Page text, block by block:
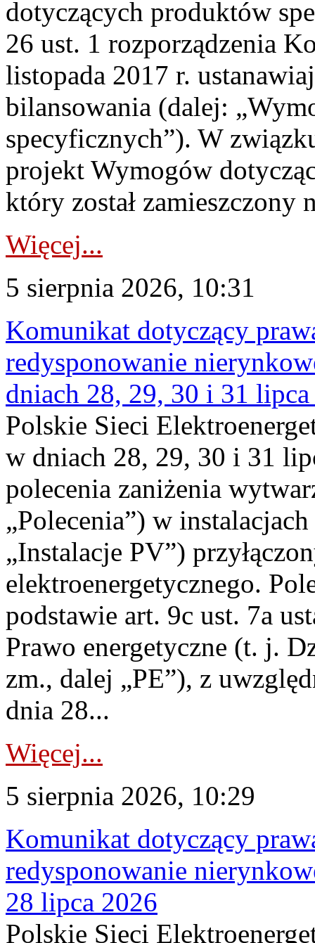
dotyczących produktów
26 ust. 1 rozporządzenia
listopada 2017 r.
bilansowania (dalej:
specyficznych”). W
projekt Wymogów
który został zamieszczony
Więcej...
5 sierpnia 2026, 10:31
Komunikat dotyczący
redysponowanie
dniach 28, 29, 30 i 31
Polskie Sieci
w dniach 28, 29, 30 i 31
polecenia zaniżenia
„Polecenia”) w
„Instalacje PV”)
elektroenergetycznego.
podstawie art. 9c ust. 7a
Prawo energetyczne (t. j.
zm., dalej „PE”), z
dnia 28...
Więcej...
5 sierpnia 2026, 10:29
Komunikat dotyczący
redysponowanie
28 lipca 2026
Polskie Sieci